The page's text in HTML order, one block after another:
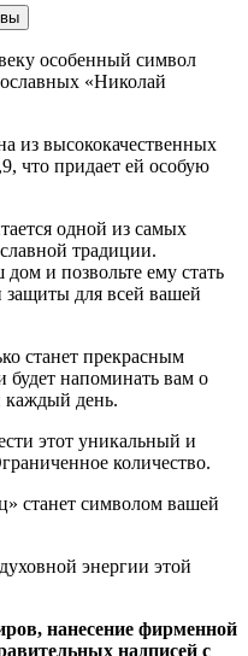
особенный символ
«Николай
из высококачественных
что придает ей особую
одной из самых
традиции.
и позвольте ему стать
защиты для всей вашей
станет прекрасным
напоминать вам о
день.
этот уникальный и
количество.
станет символом вашей
энергии этой
нанесение фирменной
надписей с